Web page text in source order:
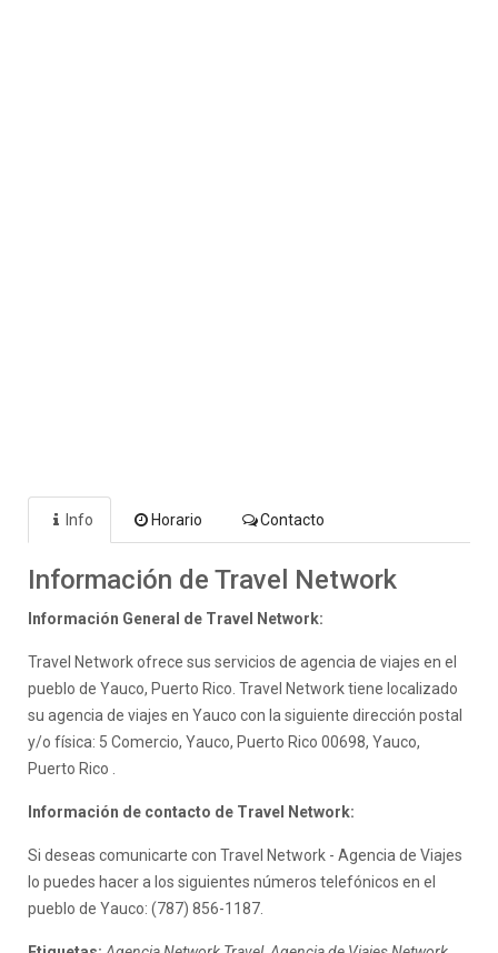
Info Horario Contacto
Información de Travel Network
Información General de Travel Network:
Travel Network ofrece sus servicios de agencia de viajes en el
pueblo de Yauco, Puerto Rico. Travel Network tiene localizado
su agencia de viajes en Yauco con la siguiente dirección postal
y/o física: 5 Comercio, Yauco, Puerto Rico 00698, Yauco,
Puerto Rico .
Información de contacto de Travel Network:
Si deseas comunicarte con Travel Network - Agencia de Viajes
lo puedes hacer a los siguientes números telefónicos en el
pueblo de Yauco: (787) 856-1187.